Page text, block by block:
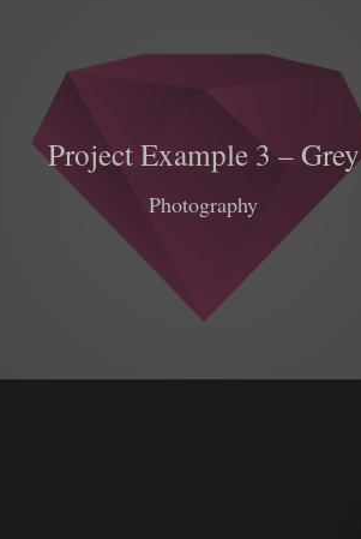
Project Example 3 – Grey
Photography